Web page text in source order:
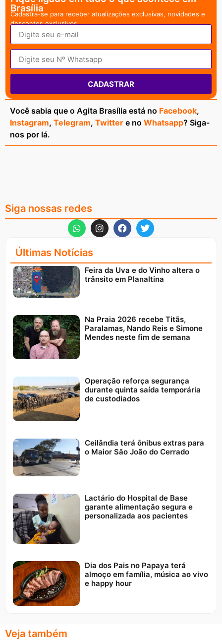
Brasília
Cadastra-se para receber atualizações exclusivas, novidades e
descontos exclusivos.
CADASTRAR
Você sabia que o Agita Brasília está no Facebook,
Instagram, Telegram, Twitter e no Whatsapp? Siga-
nos por lá.
Siga nossas redes
Últimas Notícias
Feira da Uva e do Vinho altera o
trânsito em Planaltina
Na Praia 2026 recebe Titãs,
Paralamas, Nando Reis e Simone
Mendes neste fim de semana
Operação reforça segurança
durante quinta saída temporária
de custodiados
Ceilândia terá ônibus extras para
o Maior São João do Cerrado
Lactário do Hospital de Base
garante alimentação segura e
personalizada aos pacientes
Dia dos Pais no Papaya terá
almoço em família, música ao vivo
e happy hour
Veja também